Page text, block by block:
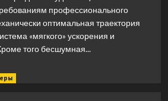
профессионального
оптимальная траектория
«мягкого» ускорения и
того бесшумная...